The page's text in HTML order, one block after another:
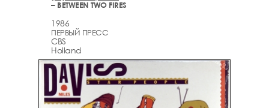
– BETWEEN TWO FIRES
1986
ПЕРВЫЙ ПРЕСС
CBS
Holland